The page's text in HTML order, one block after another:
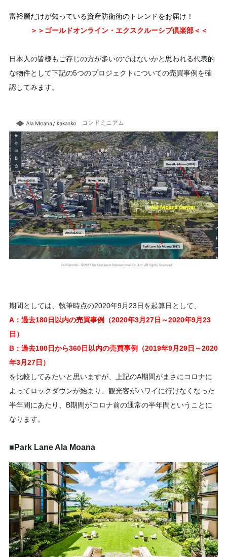
富裕層だけが知っている資産防衛術のトレンドをお届け！
＞＞ゴールドオンライン・エクスクルーシブ倶楽部＜＜
日本人の皆様もご存じの方が多いのではないかと思われる代表的
な物件として下記の5つのプロジェクトについての売買事例を確
認してみます。
期間としては、執筆時点の2020年9月23日を起算日として、
A：過去180日以内の売買事例（2020年3月27日～2020年9月23
日）
B：過去180日から360日以内の売買事例（2019年9月29日～2020
年3月27日）
を比較してみたいと思いますが、上記のA期間がまさにコロナに
よってロックダウンが始まり、観光客がハワイに行けなくなった
半年間にあたり、B期間がコロナ前の通常の半年間ということに
なります。
■Park Lane Ala Moana